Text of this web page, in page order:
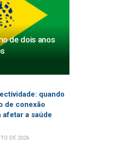
de dois anos
quando
de conexão
afetar a saúde
DE 2026